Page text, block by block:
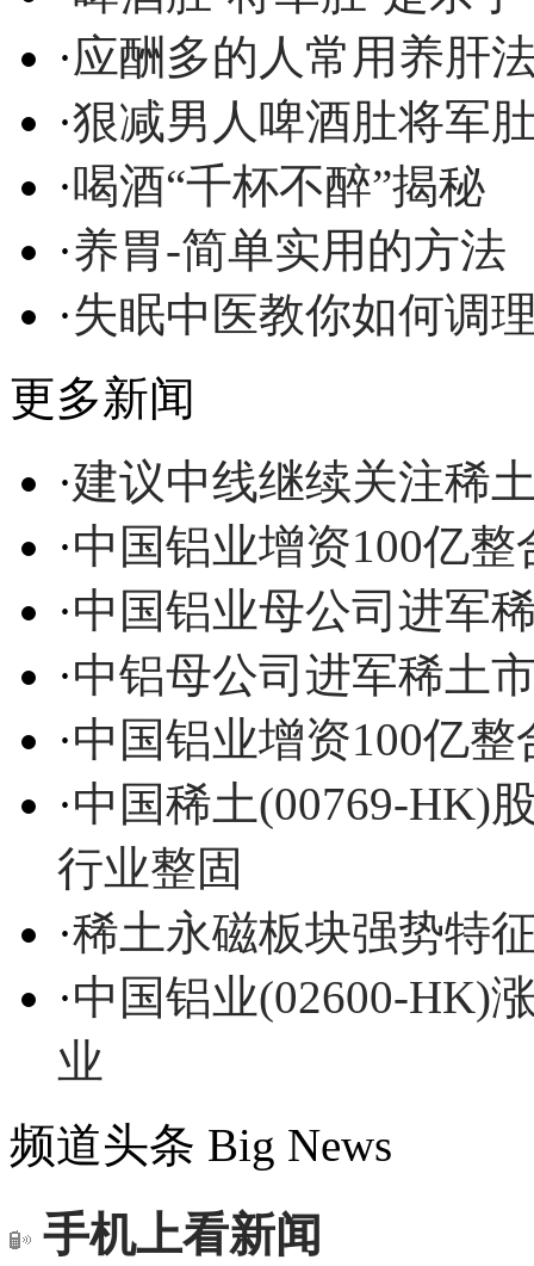
·应酬多的人常用养肝
·狠减男人啤酒肚将军
·喝酒“千杯不醉”揭秘
·养胃-简单实用的方法
·失眠中医教你如何调
更多新闻
·建议中线继续关注稀
·中国铝业增资100亿
·中国铝业母公司进军
·中铝母公司进军稀土
·中国铝业增资100亿
·中国稀土(00769-HK)
行业整固
·稀土永磁板块强势特
·中国铝业(02600-HK)
业
频道头条 Big News
手机上看新闻